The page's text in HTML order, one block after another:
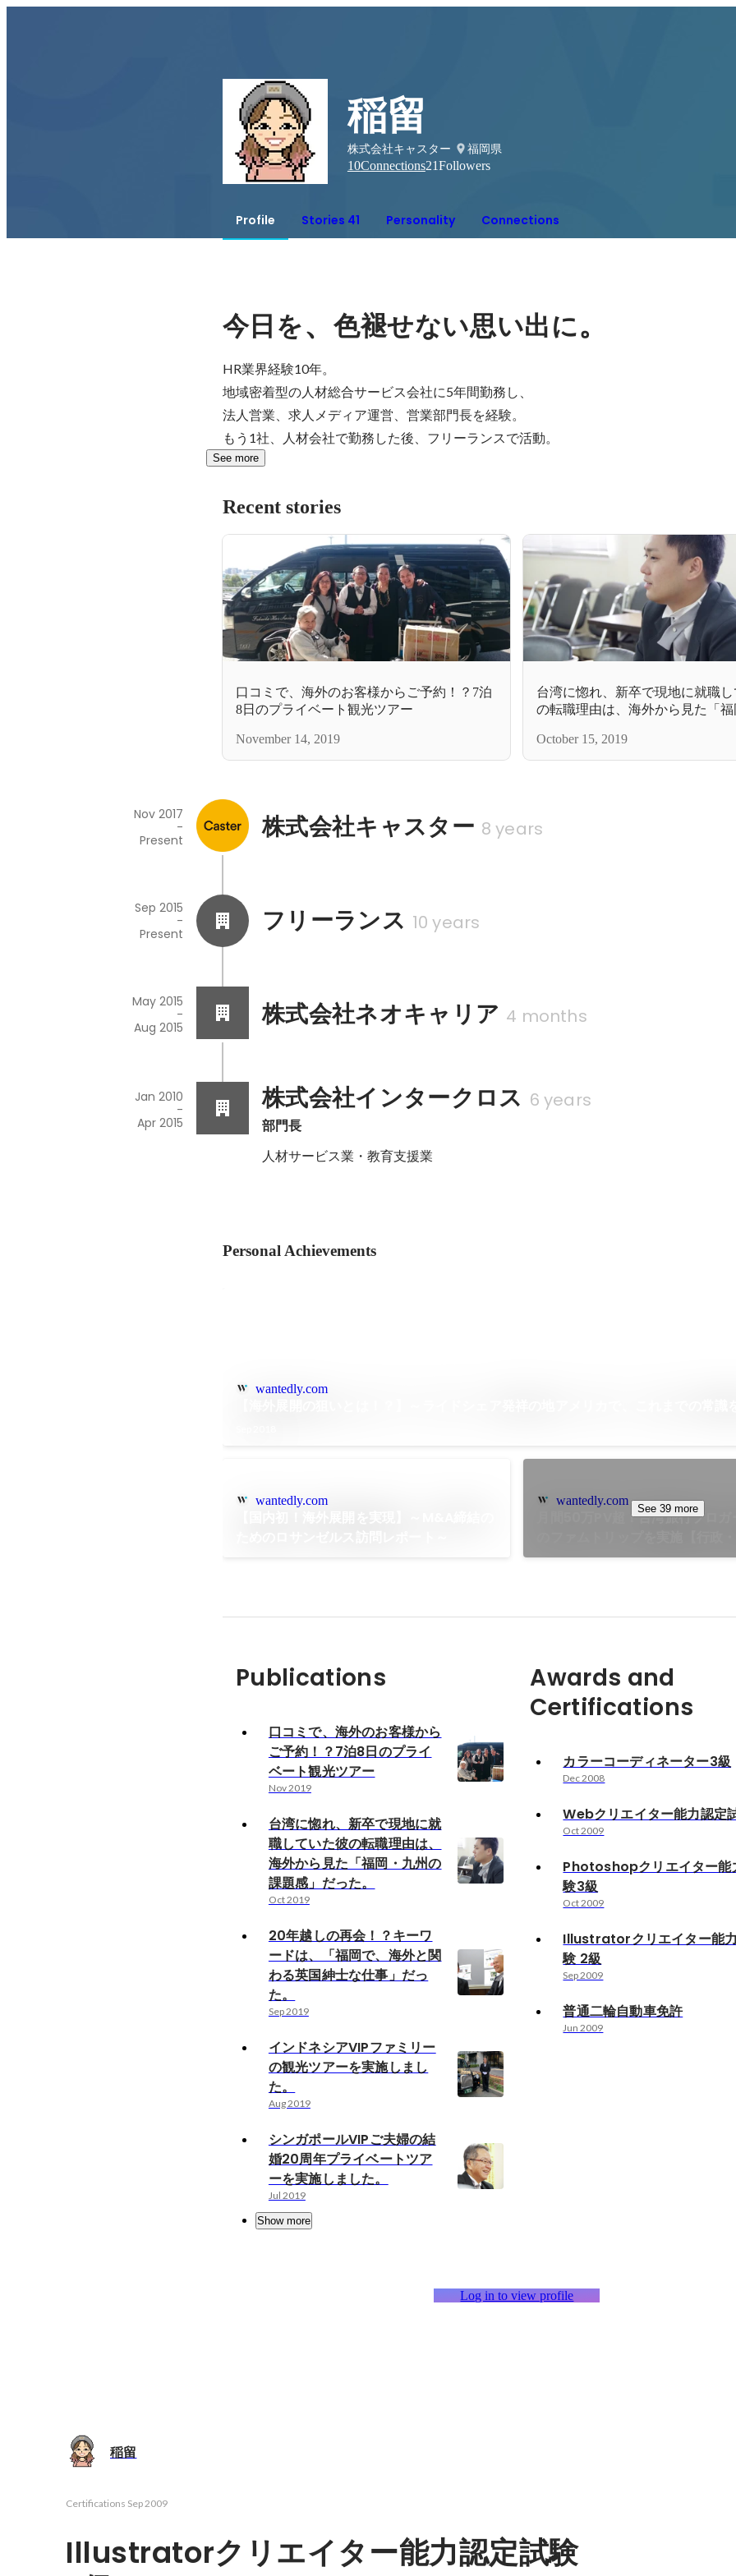
稲留
株式会社キャスター
福岡県
10Connections21Followers
Profile Stories 41 Personality Connections
今日を、色褪せない思い出に。
HR業界経験10年。
地域密着型の人材総合サービス会社に5年間勤務し、
法人営業、求人メディア運営、営業部門長を経験。
もう1社、人材会社で勤務した後、フリーランスで活動。
See more
Recent stories
口コミで、海外のお客様からご予約！？7泊
8日のプライベート観光ツアー
November 14, 2019
台湾に惚れ、新卒で現地に就職
の転職理由は、海外から見た「
October 15, 2019
株式会社キャスター 8 years
Nov 2017
-
Present
フリーランス 10 years
Sep 2015
-
Present
株式会社ネオキャリア 4 months
May 2015
-
Aug 2015
株式会社インタークロス 6 years
部門長
Jan 2010
-
Apr 2015
人材サービス業・教育支援業
Personal Achievements
wantedly.com
wantedly.com wantedly.com
月間50万PV超！台湾旅行ブロ
ンソーシアム】
See 39 more
Publications
口コミで、海外のお客様から
ご予約！？7泊8日のプライ
ベート観光ツアー
Nov 2019
台湾に惚れ、新卒で現地に就
職していた彼の転職理由は、
海外から見た「福岡・九州の
課題感」だった。
Oct 2019
20年越しの再会！？キーワ
ードは、「福岡で、海外と関
わる英国紳士な仕事」だっ
た。
Sep 2019
インドネシアVIPファミリー
の観光ツアーを実施しまし
た。
Aug 2019
シンガポールVIPご夫婦の結
婚20周年プライベートツア
ーを実施しました。
Jul 2019
Show more
Awards and
Certifications
カラーコーディネーター3級
Dec 2008
Webクリエイター能力認定
Oct 2009
Photoshopクリエイター能
験3級
Oct 2009
Illustratorクリエイター能
験 2級
Sep 2009
普通二輪自動車免許
Jun 2009
Log in to view profile
稲留
Certifications Sep 2009
Illustratorクリエイター能力認定試験